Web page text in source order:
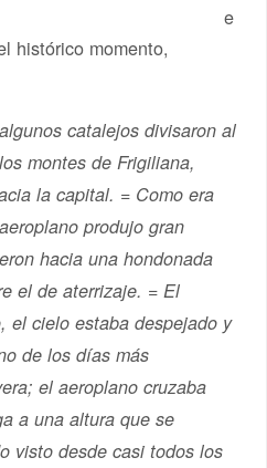
e
histórico momento,
catalejos divisaron al
montes de Frigiliana,
la capital. = Como era
produjo gran
hacia una hondonada
el de aterrizaje. = El
el cielo estaba despejado y
de los días más
el aeroplano cruzaba
a una altura que se
visto desde casi todos los